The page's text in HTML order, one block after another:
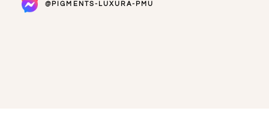
@PIGMENTS-LUXURA-PMU